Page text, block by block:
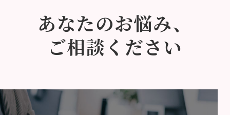
あなたのお悩み、
ご相談ください